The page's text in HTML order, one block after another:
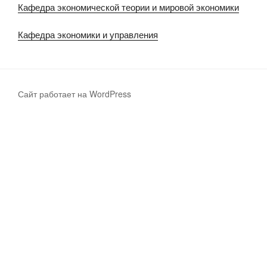
Кафедра экономической теории и мировой экономики
Кафедра экономики и управления
Сайт работает на WordPress